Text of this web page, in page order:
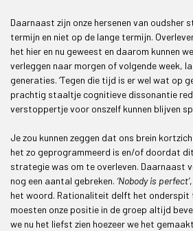
Daarnaast zijn onze hersenen van oudsher
termijn en niet op de lange termijn.
het hier en nu geweest en daarom kunnen
verleggen naar morgen of volgende week,
generaties. ‘Tegen die tijd is er wel wat op
prachtig staaltje cognitieve dissonantie
verstoppertje voor onszelf kunnen blijven
Je zou kunnen zeggen dat ons brein
het zo geprogrammeerd is en/of doordat
strategie was om te overleven. Daarnaast
nog een aantal gebreken. ‘Nobody is perfect’
het woord. Rationaliteit delft het onderspit
moesten onze positie in de groep altijd
we nu het liefst zien hoezeer we het